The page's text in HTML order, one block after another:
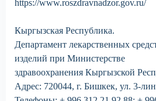
https://www.roszdravnadzor.gov.ru/
Кыргызская Республика.
Департамент лекарственных
изделий при Министерстве
здравоохранения Кыргызской
Адрес: 720044, г. Бишкек, ул. 3-